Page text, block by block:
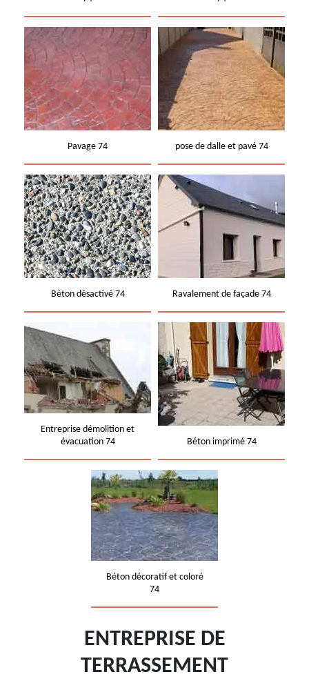
Pavage 74 pose de dalle et pavé 74
Béton désactivé 74 Ravalement de façade 74
Entreprise démolition et
évacuation 74
Béton imprimé 74
Béton décoratif et coloré
74
ENTREPRISE DE
TERRASSEMENT